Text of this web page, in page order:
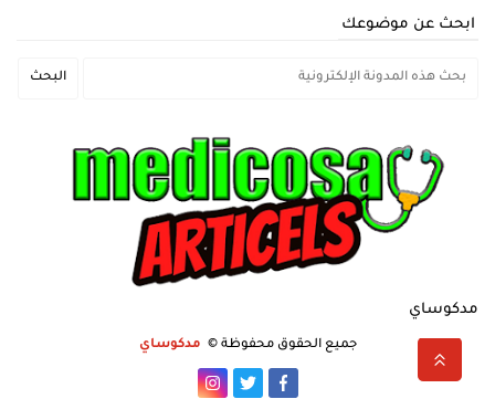
ابحث عن موضوعك
مدكوساي
جميع الحقوق محفوظة © مدكوساي